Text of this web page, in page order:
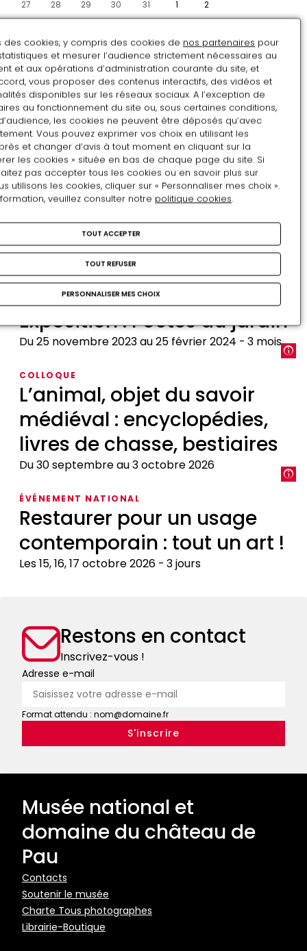
27 28 29 30 31 1 2
10 11 12 13 14 15 16
17 18 19 20 21 22 23
24 25 26 27 28 29 30
31 1 2 3 4 5 6
Mots-clés :
JARDINS POÈTES RENAISSANCE
EXPOSITIONS
CHÂTEAU DE PAU
Contenus associés
Exposition : Poètes au jardin
Du 25 novembre 2023 au 25 février 2024 3 mois
Poètes
au
jardin
L’animal, objet du savoir
médiéval : encyclopédies,
livres de chasse, bestiaires
Du 30 septembre au 3 octobre 2026
COLLOQUE
L’animal,
objet
du
savoir
médiéval
chasse,
bestiaires
Restaurer pour un usage
contemporain : tout un art !
Les 15, 16, 17 octobre 2026 3 jours
ÉVÉNEMENT NATIONAL
usage
contemporain
art
Restons en contact
Inscrivez-vous !
Adresse e-mail
Format attendu : nom@domaine.fr
Musée national et
domaine du château de
Pau
Pied
de
page
Contacts
Soutenir le musée
Charte Tous photographes
Librairie-Boutique
des cookies, y compris des cookies de nos partenaires pour
et mesurer l’audience strictement nécessaires au
et aux opérations d’administration courante du site, et
vous proposer des contenus interactifs, des vidéos et
disponibles sur les réseaux sociaux. A l’exception de
au fonctionnement du site ou, sous certaines conditions,
les cookies ne peuvent être déposés qu’avec
Vous pouvez exprimer vos choix en utilisant les
et changer d’avis à tout moment en cliquant sur la
les cookies » située en bas de chaque page du site. Si
pas accepter tous les cookies ou en savoir plus sur
utilisons les cookies, cliquer sur « Personnaliser mes choix ».
veuillez consulter notre politique cookies.
TOUT ACCEPTER
TOUT REFUSER
PERSONNALISER MES CHOIX